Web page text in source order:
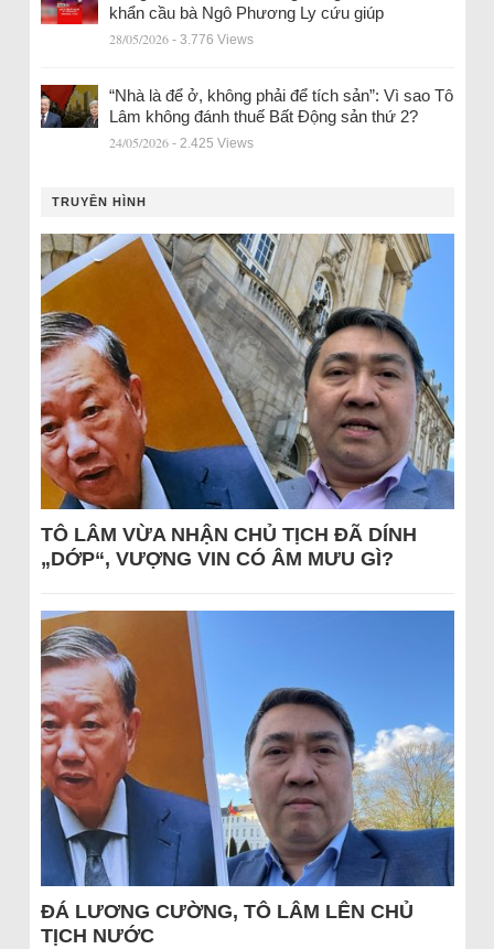
khẩn cầu bà Ngô Phương Ly cứu giúp
28/05/2026 - 3.776 Views
“Nhà là để ở, không phải để tích sản”: Vì sao Tô
Lâm không đánh thuế Bất Động sản thứ 2?
24/05/2026 - 2.425 Views
TRUYỀN HÌNH
TÔ LÂM VỪA NHẬN CHỦ TỊCH ĐÃ DÍNH
„DỚP“, VƯỢNG VIN CÓ ÂM MƯU GÌ?
ĐÁ LƯƠNG CƯỜNG, TÔ LÂM LÊN CHỦ
TỊCH NƯỚC